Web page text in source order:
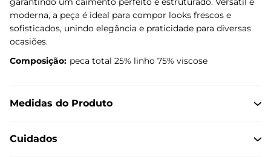
moderna, a peça é ideal para compor looks frescos e
sofisticados, unindo elegância e praticidade para diversas
ocasiões.
Composição: peca total 25% linho 75% viscose
Medidas do Produto
Cuidados